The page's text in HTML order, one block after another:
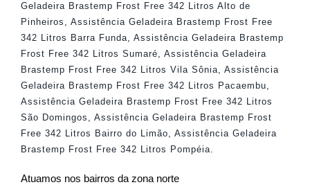
Geladeira Brastemp Frost Free 342 Litros Alto de
Pinheiros , Assistência Geladeira Brastemp Frost Free
342 Litros Barra Funda, Assistência Geladeira Brastemp
Frost Free 342 Litros Sumaré, Assistência Geladeira
Brastemp Frost Free 342 Litros Vila Sônia, Assistência
Geladeira Brastemp Frost Free 342 Litros Pacaembu,
Assistência Geladeira Brastemp Frost Free 342 Litros
São Domingos , Assistência Geladeira Brastemp Frost
Free 342 Litros Bairro do Limão, Assistência Geladeira
Brastemp Frost Free 342 Litros Pompéia.
Atuamos nos bairros da zona norte